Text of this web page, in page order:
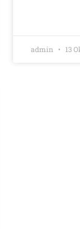
admin 13